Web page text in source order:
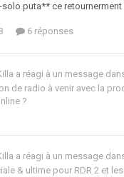
puta** ce retournerment
6 réponses
a réagi à un message
de radio à venir avec la
?
a réagi à un message
& ultime pour RDR 2 et